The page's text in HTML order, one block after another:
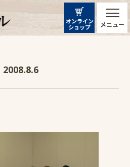
メニュー
オンライン
ショップ
2008.8.6